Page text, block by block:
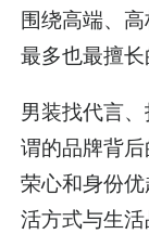
围绕高端、
最多也最擅
男装找代言
谓的品牌背
荣心和身份
活方式与生